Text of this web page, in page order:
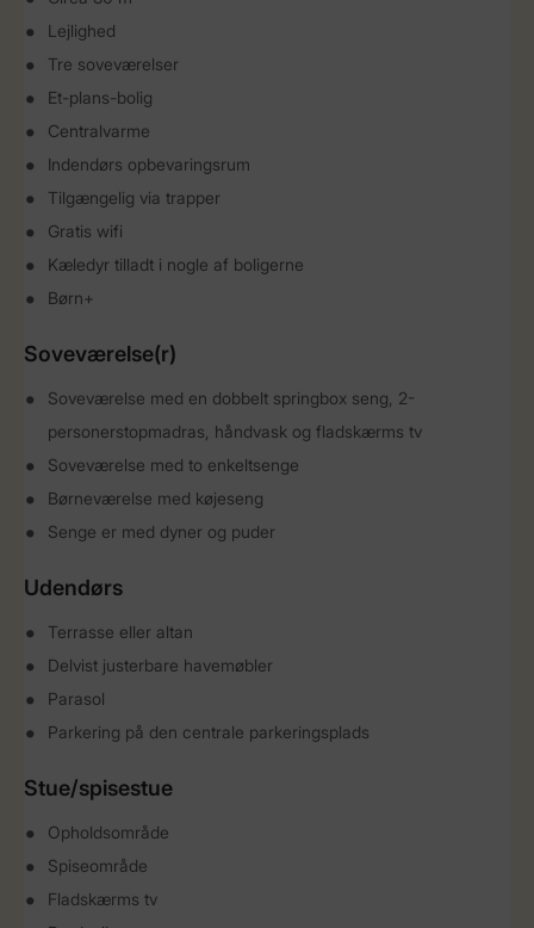
Lejlighed
Tre soveværelser
Et-plans-bolig
Centralvarme
Indendørs opbevaringsrum
Tilgængelig via trapper
Gratis wifi
Kæledyr tilladt i nogle af boligerne
Børn+
Soveværelse(r)
Soveværelse med en dobbelt springbox seng, 2-
personerstopmadras, håndvask og fladskærms tv
Soveværelse med to enkeltsenge
Børneværelse med køjeseng
Senge er med dyner og puder
Udendørs
Terrasse eller altan
Delvist justerbare havemøbler
Parasol
Parkering på den centrale parkeringsplads
Stue/spisestue
Opholdsområde
Spiseområde
Fladskærms tv